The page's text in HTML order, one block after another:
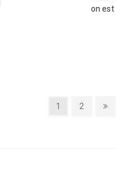
on est
Page
1 Page
2